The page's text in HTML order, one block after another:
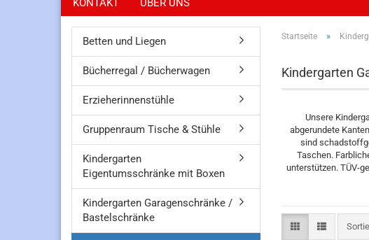
KONTAKT ÜBER UNS
Startseite »
Kindergarten
Unsere
abgerundete
sind
Taschen.
unterstützen. TÜV-
Betten und Liegen
Bücherregal / Bücherwagen
Erzieherinnenstühle
Gruppenraum Tische & Stühle
Kindergarten
Eigentumsschränke mit Boxen
Kindergarten Garagenschränke /
Bastelschränke